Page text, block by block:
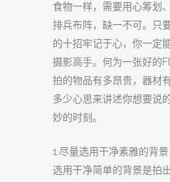
食物一样，需要用心筹划
排兵布阵，缺一不可。只
的十招牢记于心，你一定
摄影高手。何为一张好的
拍的物品有多昂贵，器材
多少心思来讲述你想要说
妙的时刻。
1.尽量选用干净素雅的背景
选用干净简单的背景是拍